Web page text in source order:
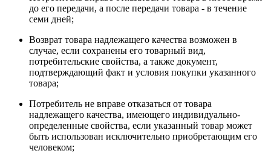
до его передачи, а после передачи товара - в течение
семи дней;
Возврат товара надлежащего качества возможен в
случае, если сохранены его товарный вид,
потребительские свойства, а также документ,
подтверждающий факт и условия покупки указанного
товара;
Потребитель не вправе отказаться от товара
надлежащего качества, имеющего индивидуально-
определенные свойства, если указанный товар может
быть использован исключительно приобретающим его
человеком;